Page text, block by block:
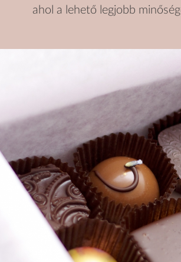
ahol a lehető legjobb